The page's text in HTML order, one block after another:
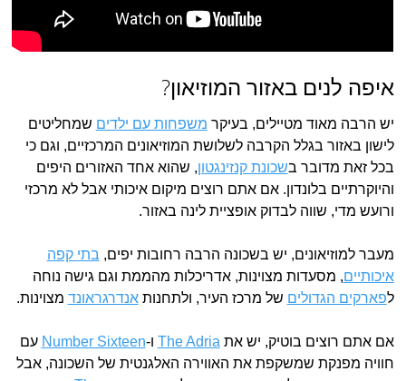
איפה לנים באזור המוזיאון?
יש הרבה מאוד מטיילים, בעיקר משפחות עם ילדים שמחליטים
לישון באזור בגלל הקרבה לשלושת המוזיאונים המרכזיים, וגם כי
בכל זאת מדובר בשכונת קנזינגטון, שהוא אחד האזורים היפים
והיוקרתיים בלונדון. אם אתם רוצים מיקום איכותי אבל לא מרכזי
ורועש מדי, שווה לבדוק אופציית לינה באזור.
מעבר למוזיאונים, יש בשכונה הרבה רחובות יפים, בתי קפה
איכותיים, מסעדות מצוינות, אדריכלות מהממת וגם גישה נוחה
לפארקים הגדולים של מרכז העיר, ולתחנותאנדרגראונד מצוינות.
אם אתם רוצים בוטיק, יש את The Adria ו-Number Sixteen עם
חוויה מפנקת שמשקפת את האווירה האלגנטית של השכונה, אבל